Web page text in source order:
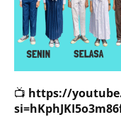
📺 https://